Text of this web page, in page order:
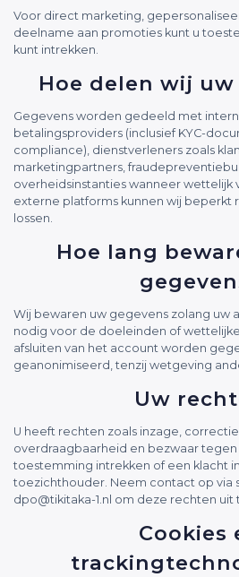
Voor direct marketing,
deelname aan promoties kunt u
kunt intrekken.
Hoe delen wij uw
Gegevens worden gedeeld met
betalingsproviders (inclusief KYC-
compliance), dienstverleners zoals
marketingpartners,
overheidsinstanties wanneer wettelijk
externe platforms kunnen wij beperkt
lossen.
Hoe lang
Wij bewaren uw gegevens zolang uw
nodig voor de doeleinden of
afsluiten van het account worden
geanonimiseerd, tenzij wetgeving
Uw
U heeft rechten zoals inzage,
overdraagbaarheid en bezwaar tegen
toestemming intrekken of een klacht
toezichthouder. Neem contact op via
dpo@tikitaka-1.nl om deze rechten uit
Cookies